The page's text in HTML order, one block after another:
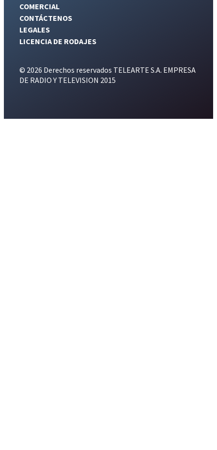
COMERCIAL
CONTÁCTENOS
LEGALES
LICENCIA DE RODAJES
© 2026 Derechos reservados TELEARTE S.A. EMPRESA
DE RADIO Y TELEVISION 2015